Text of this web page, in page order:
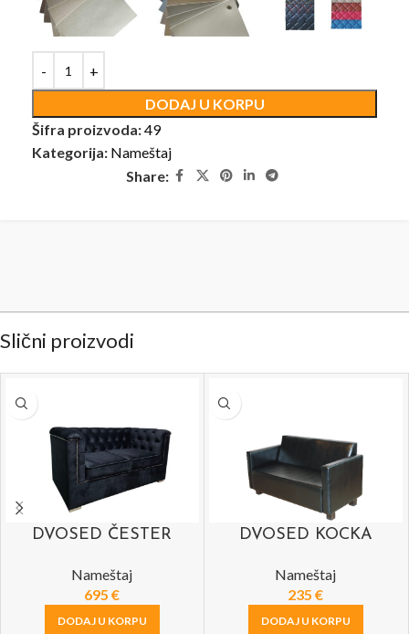
DODAJ U KORPU
Šifra proizvoda:49
Kategorija: Nameštaj
Share:
Slični proizvodi
DVOSED ČESTER
Nameštaj
695€
DODAJ U KORPU
DVOSED KOCKA
Nameštaj
235€
DODAJ U KORPU